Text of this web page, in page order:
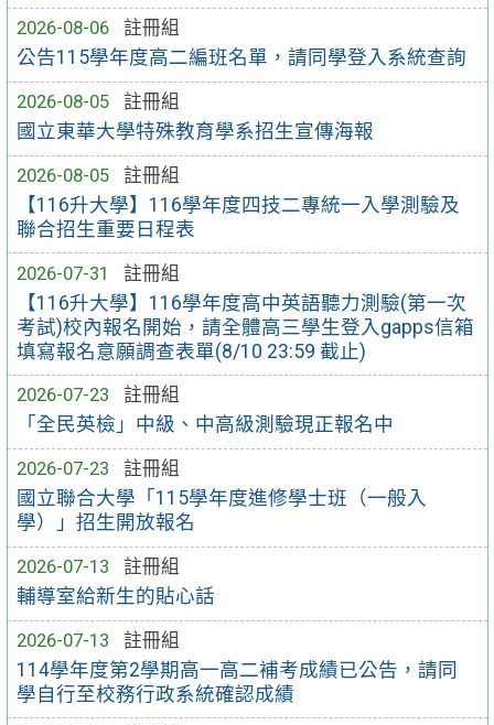
2026-08-06
註冊組
公告115學年度高二編班名單，請同學登入系統查詢
2026-08-05
註冊組
國立東華大學特殊教育學系招生宣傳海報
2026-08-05
註冊組
【116升大學】116學年度四技二專統一入學測驗及
聯合招生重要日程表
2026-07-31
註冊組
【116升大學】116學年度高中英語聽力測驗(第一次
考試)校內報名開始，請全體高三學生登入gapps信箱
填寫報名意願調查表單(8/10 23:59 截止)
2026-07-23
註冊組
「全民英檢」中級、中高級測驗現正報名中
2026-07-23
註冊組
國立聯合大學「115學年度進修學士班（一般入
學）」招生開放報名
2026-07-13
註冊組
輔導室給新生的貼心話
2026-07-13
註冊組
114學年度第2學期高一高二補考成績已公告，請同
學自行至校務行政系統確認成績